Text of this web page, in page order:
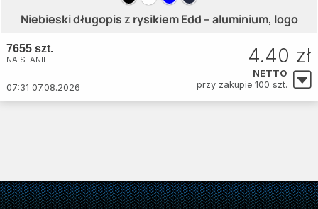
Niebieski długopis z rysikiem Edd – aluminium, logo
7655 szt.
NA STANIE
07:31 07.08.2026
4.40 zł
NETTO
przy zakupie 100 szt.